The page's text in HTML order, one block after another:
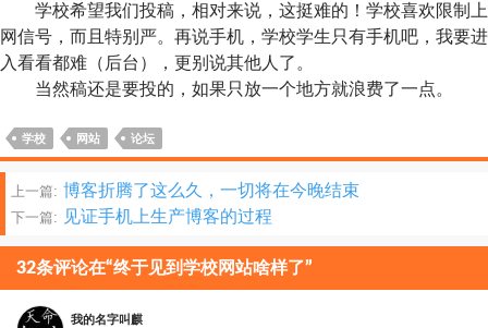
学校希望我们投稿，相对来说，这挺难的！学校喜欢限制上
网信号，而且特别严。再说手机，学校学生只有手机吧，我要进
入看看都难（后台），更别说其他人了。
当然稿还是要投的，如果只放一个地方就浪费了一点。
学校 网站 论坛
文
章
分
页
上一篇: 博客折腾了这么久，一切将在今晚结束
下一篇: 见证手机上生产博客的过程
32条评论在“终于见到学校网站啥样了”
我的名字叫麒